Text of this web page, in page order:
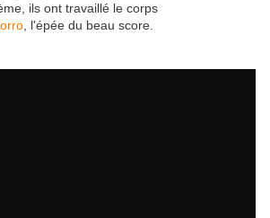
ils ont travaillé le corps
, l'épée du beau score.